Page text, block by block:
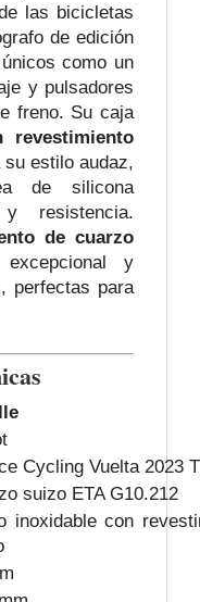
las bicicletas
de edición
como un
y pulsadores
freno. Su caja
revestimiento
su estilo audaz,
de silicona
y resistencia.
de cuarzo
y
perfectas para
Cycling Vuelta 2023
suizo ETA G10.212
inoxidable con